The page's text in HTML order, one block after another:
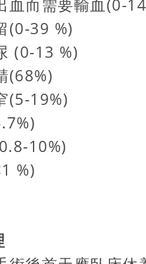
血而需要輸血(0-
(0-39 %)
(0-13 %)
(68%)
(5-19%)
10%)
%)